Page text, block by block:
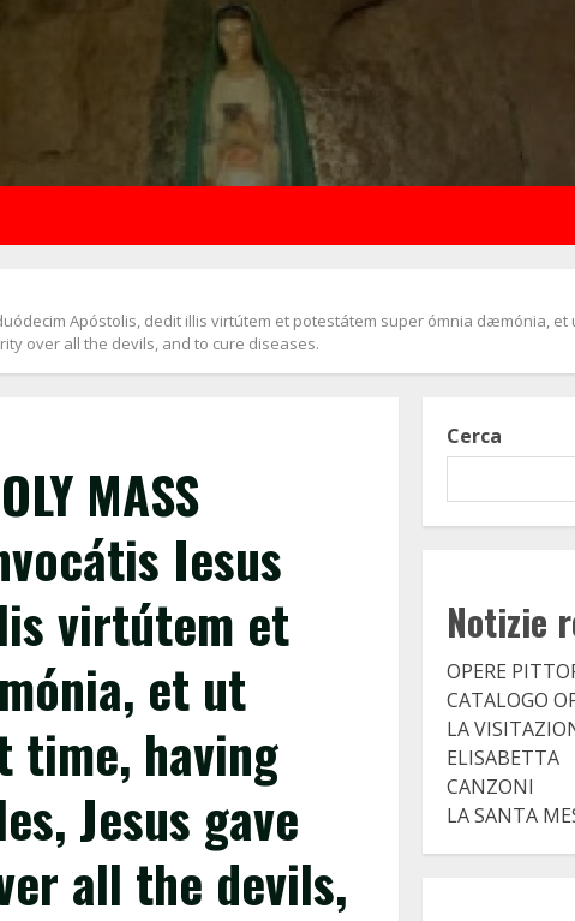
duódecim Apóstolis, dedit illis virtútem et potestátem super ómnia dæmónia,
over all the devils, and to cure diseases.
MASS
Iesus
virtútem et
et ut
time, having
Jesus gave
all the devils,
Cerca
Notizie
OPERE
CATALOGO
LA
ELISABETTA
CANZONI
LA SANTA